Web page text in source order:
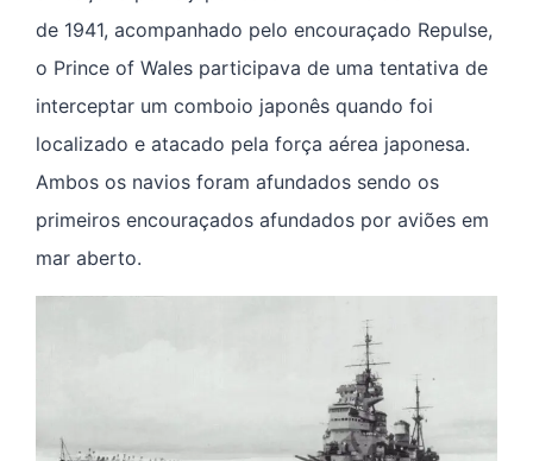
de 1941, acompanhado pelo encouraçado Repulse,
o Prince of Wales participava de uma tentativa de
interceptar um comboio japonês quando foi
localizado e atacado pela força aérea japonesa.
Ambos os navios foram afundados sendo os
primeiros encouraçados afundados por aviões em
mar aberto.